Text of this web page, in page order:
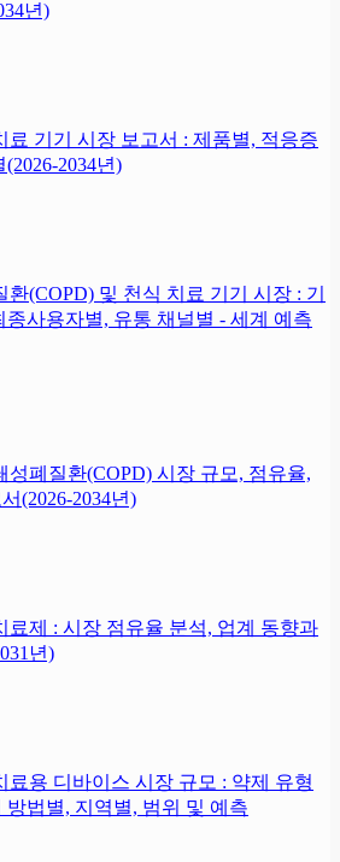
년)
료 기기 시장 보고서 : 제품별, 적응증
2034년)
(COPD) 및 천식 치료 기기 시장 : 기
사용자별, 유통 채널별 - 세계 예측
성폐질환(COPD) 시장 규모, 점유율,
(2026-2034년)
료제 : 시장 점유율 분석, 업계 동향과
년)
료용 디바이스 시장 규모 : 약제 유형
법별, 지역별, 범위 및 예측